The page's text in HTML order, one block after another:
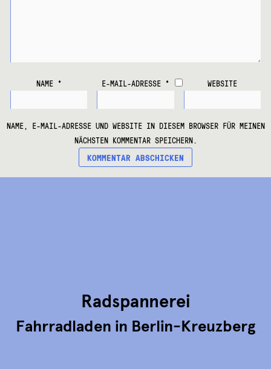
NAME * E-MAIL-ADRESSE * WEBSITE
NAME, E-MAIL-ADRESSE UND WEBSITE IN DIESEM BROWSER FÜR MEINEN
NÄCHSTEN KOMMENTAR SPEICHERN.
Radspannerei
Fahrradladen in Berlin-Kreuzberg